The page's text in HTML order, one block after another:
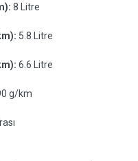
8 Litre
5.8 Litre
6.6 Litre
g/km